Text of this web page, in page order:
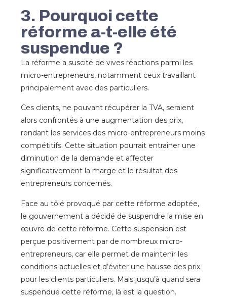
3. Pourquoi cette
réforme a-t-elle été
suspendue ?
La réforme a suscité de vives réactions parmi les
micro-entrepreneurs, notamment ceux travaillant
principalement avec des particuliers.
Ces clients, ne pouvant récupérer la TVA, seraient
alors confrontés à une augmentation des prix,
rendant les services des micro-entrepreneurs moins
compétitifs. Cette situation pourrait entraîner une
diminution de la demande et affecter
significativement la marge et le résultat des
entrepreneurs concernés.
Face au tôlé provoqué par cette réforme adoptée,
le gouvernement a décidé de suspendre la mise en
œuvre de cette réforme. Cette suspension est
perçue positivement par de nombreux micro-
entrepreneurs, car elle permet de maintenir les
conditions actuelles et d’éviter une hausse des prix
pour les clients particuliers. Mais jusqu’à quand sera
suspendue cette réforme, là est la question.